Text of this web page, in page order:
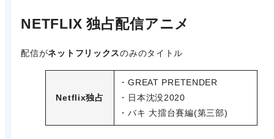
NETFLIX 独占配信アニメ
配信がネットフリックスのみのタイトル
Netflix独占
・GREAT PRETENDER
・日本沈没2020
・バキ 大擂台賽編(第三部)